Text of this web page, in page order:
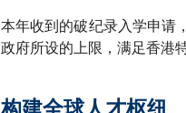
本年收到的破纪录入学申请
政府所设的上限，满足香港